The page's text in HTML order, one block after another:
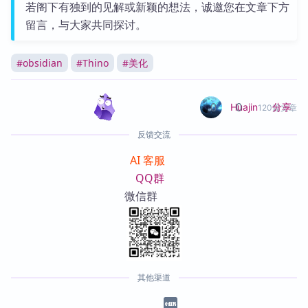
若阁下有独到的见解或新颖的想法，诚邀您在文章下方
留言，与大家共同探讨。
#obsidian #Thino #美化
Huajin120篇文章
0 0 分享
反馈交流
AI 客服
QQ群
微信群
其他渠道